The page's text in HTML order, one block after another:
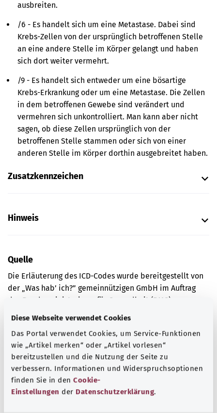
Diese Webseite verwendet Cookies
Das Portal verwendet Cookies, um Service-Funktionen
wie „Artikel merken“ oder „Artikel vorlesen“
bereitzustellen und die Nutzung der Seite zu
verbessern. Informationen und Widerspruchsoptionen
finden Sie in den Cookie-
Einstellungen der Datenschutzerklärung.
ausbreiten.
/6 - Es handelt sich um eine Metastase. Dabei sind
Krebs-Zellen von der ursprünglich betroffenen Stelle
an eine andere Stelle im Körper gelangt und haben
sich dort weiter vermehrt.
/9 - Es handelt sich entweder um eine bösartige
Krebs-Erkrankung oder um eine Metastase. Die Zellen
in dem betroffenen Gewebe sind verändert und
vermehren sich unkontrolliert. Man kann aber nicht
sagen, ob diese Zellen ursprünglich von der
betroffenen Stelle stammen oder sich von einer
anderen Stelle im Körper dorthin ausgebreitet haben.
Zusatzkennzeichen
Hinweis
Quelle
Die Erläuterung des ICD-Codes wurde bereitgestellt von
der „Was hab’ ich?” gemeinnützigen GmbH im Auftrag
des Bundesministeriums für Gesundheit (BMG).
Gut informiert
Weitere Artikel